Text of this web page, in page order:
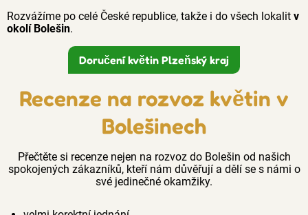
Rozvážíme po celé České republice, takže i do všech lokalit v
okolí Bolešin.
Doručení květin Plzeňský kraj
Recenze na rozvoz květin v
Bolešinech
Přečtěte si recenze nejen na rozvoz do Bolešin od našich
spokojených zákazníků, kteří nám důvěřují a dělí se s námi o
své jedinečné okamžiky.